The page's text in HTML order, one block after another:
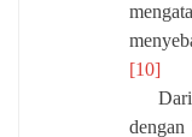
[10]
dengan